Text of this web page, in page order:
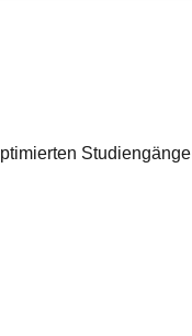
Studiengänge